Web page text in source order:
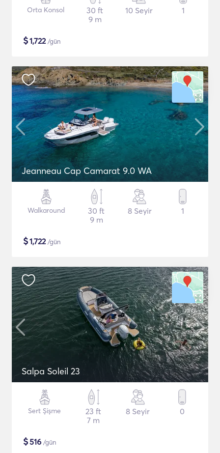
Orta Konsol
30 ft
9 m
10 Seyir 1
$1,722/gün
Jeanneau Cap Camarat 9.0 WA
Walkaround
30 ft
9 m
8 Seyir 1
$1,722/gün
Salpa Soleil 23
Sert Şişme
23 ft
7 m
8 Seyir 0
$516 /gün